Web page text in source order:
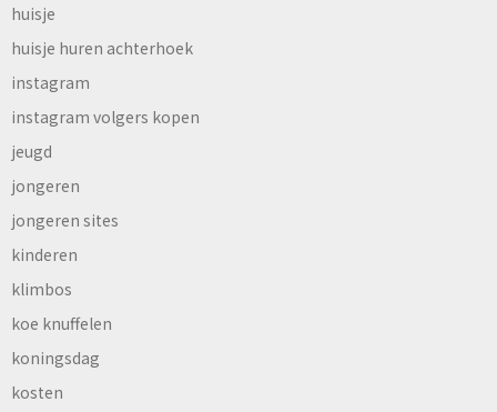
huisje
huisje huren achterhoek
instagram
instagram volgers kopen
jeugd
jongeren
jongeren sites
kinderen
klimbos
koe knuffelen
koningsdag
kosten